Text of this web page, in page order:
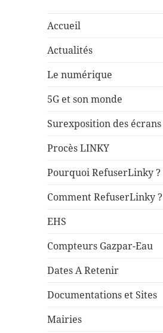
Accueil
Actualités
Le numérique
5G et son monde
Surexposition des écrans
Procès LINKY
Pourquoi RefuserLinky ?
Comment RefuserLinky ?
EHS
Compteurs Gazpar-Eau
Dates A Retenir
Documentations et Sites
Mairies